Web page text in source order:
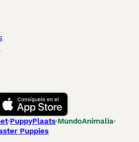
PuppyPlaats MundoAnimalia
Puppies